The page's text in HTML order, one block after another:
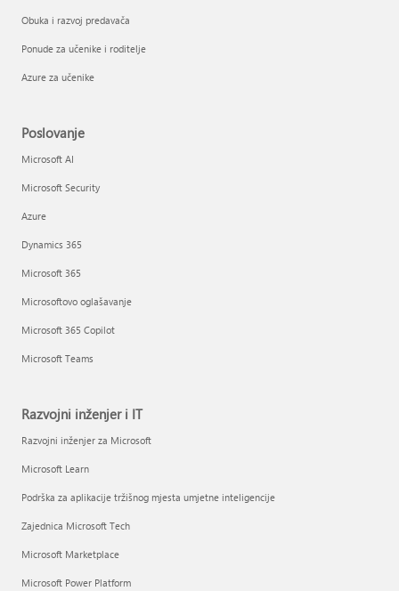
Obuka i razvoj predavača
Ponude za učenike i roditelje
Azure za učenike
Poslovanje
Microsoft AI
Microsoft Security
Azure
Dynamics 365
Microsoft 365
Microsoftovo oglašavanje
Microsoft 365 Copilot
Microsoft Teams
Razvojni inženjer i IT
Razvojni inženjer za Microsoft
Microsoft Learn
Podrška za aplikacije tržišnog mjesta umjetne inteligencije
Zajednica Microsoft Tech
Microsoft Marketplace
Microsoft Power Platform